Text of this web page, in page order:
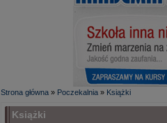
Strona główna » Poczekalnia » Książki
Książki